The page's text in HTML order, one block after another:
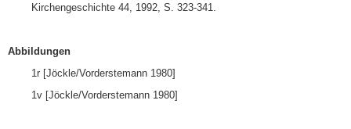
Kirchengeschichte 44, 1992, S. 323-341.
Abbildungen
1r [Jöckle/Vorderstemann 1980]
1v [Jöckle/Vorderstemann 1980]